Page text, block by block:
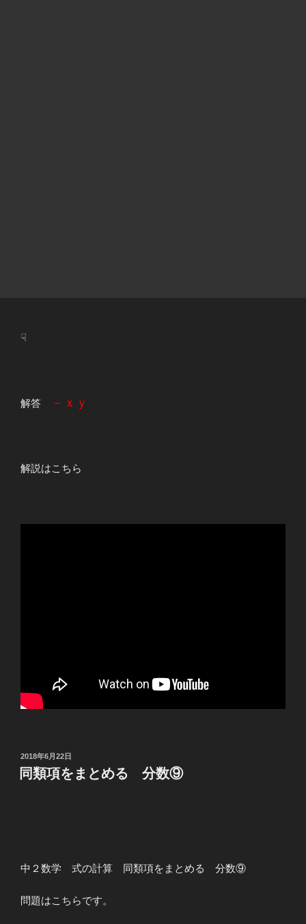
☟
解答 －ｘｙ
解説はこちら
投
稿
日:
2018年6月22日
同類項をまとめる 分数⑨
中２数学 式の計算 同類項をまとめる 分数⑨
問題はこちらです。